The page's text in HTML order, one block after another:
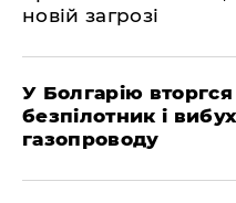
новій загрозі
У Болгарію
безпілотник і
газопроводу